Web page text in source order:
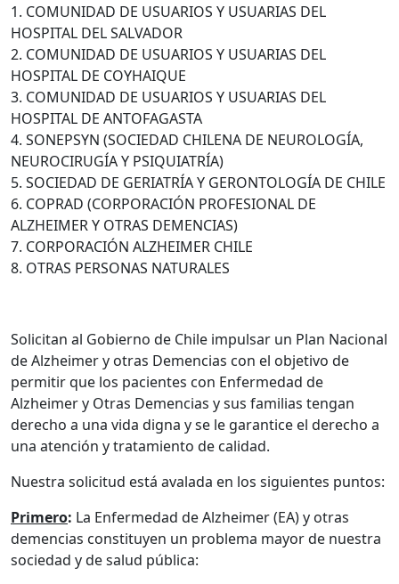
1. COMUNIDAD DE USUARIOS Y USUARIAS DEL
HOSPITAL DEL SALVADOR
2. COMUNIDAD DE USUARIOS Y USUARIAS DEL
HOSPITAL DE COYHAIQUE
3. COMUNIDAD DE USUARIOS Y USUARIAS DEL
HOSPITAL DE ANTOFAGASTA
4. SONEPSYN (SOCIEDAD CHILENA DE NEUROLOGÍA,
NEUROCIRUGÍA Y PSIQUIATRÍA)
5. SOCIEDAD DE GERIATRÍA Y GERONTOLOGÍA DE CHILE
6. COPRAD (CORPORACIÓN PROFESIONAL DE
ALZHEIMER Y OTRAS DEMENCIAS)
7. CORPORACIÓN ALZHEIMER CHILE
8. OTRAS PERSONAS NATURALES
Solicitan al Gobierno de Chile impulsar un Plan Nacional
de Alzheimer y otras Demencias con el objetivo de
permitir que los pacientes con Enfermedad de
Alzheimer y Otras Demencias y sus familias tengan
derecho a una vida digna y se le garantice el derecho a
una atención y tratamiento de calidad.
Nuestra solicitud está avalada en los siguientes puntos:
Primero: La Enfermedad de Alzheimer (EA) y otras
demencias constituyen un problema mayor de nuestra
sociedad y de salud pública: